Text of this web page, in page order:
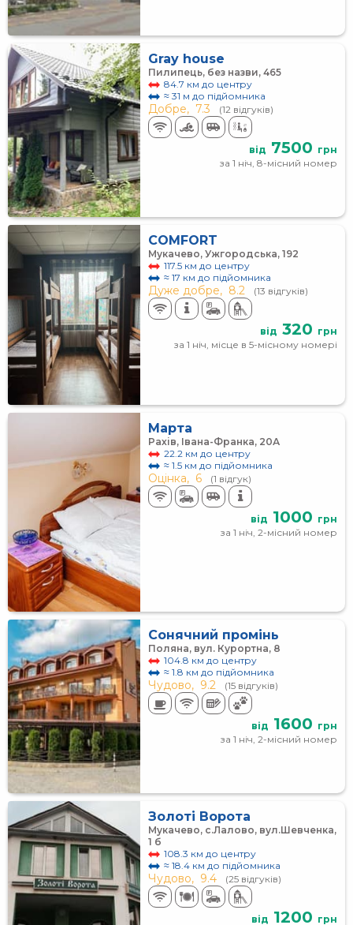
Gray house
Пилипець, без назви, 465
84.7 км до центру
≈ 31 м до підйомника
Добре, 7.3 (12 відгуків)
від 7500 грн
за 1 ніч, 8-місний номер
COMFORT
Мукачево, Ужгородська, 192
117.5 км до центру
≈ 17 км до підйомника
Дуже добре, 8.2 (13 відгуків)
від 320 грн
за 1 ніч, місце в 5-місному номері
Марта
Рахів, Івана-Франка, 20А
22.2 км до центру
≈ 1.5 км до підйомника
Оцінка, 6 (1 відгук)
від 1000 грн
за 1 ніч, 2-місний номер
Сонячний промінь
Поляна, вул. Курортна, 8
104.8 км до центру
≈ 1.8 км до підйомника
Чудово, 9.2 (15 відгуків)
від 1600 грн
за 1 ніч, 2-місний номер
Золоті Ворота
Мукачево, с.Лалово, вул.Шевченка,
1 б
108.3 км до центру
≈ 18.4 км до підйомника
Чудово, 9.4 (25 відгуків)
від 1200 грн